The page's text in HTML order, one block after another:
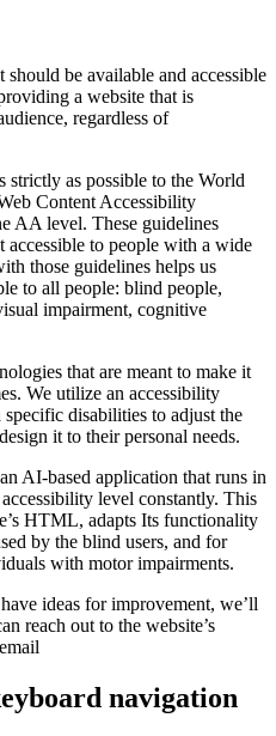
be available and accessible
a website that is
regardless of
as possible to the World
Content Accessibility
AA level. These guidelines
to people with a wide
those guidelines helps us
to all people: blind people,
impairment, cognitive
that are meant to make it
We utilize an accessibility
disabilities to adjust the
it to their personal needs.
AI-based application that runs in
level constantly. This
HTML, adapts Its functionality
by the blind users, and for
with motor impairments.
ideas for improvement, we’ll
reach out to the website’s
navigation